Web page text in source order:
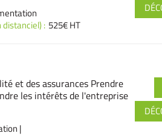
distanciel) : 525€ HT
et des assurances Prendre
les intérêts de l'entreprise
|